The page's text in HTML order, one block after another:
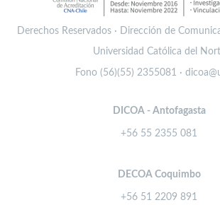
Derechos Reservados · Dirección de
Universidad Católica del
Fono (56)(55) 2355081 ·
DICOA - Antofagasta
+56 55 2355 081
DECOA Coquimbo
+56 51 2209 891